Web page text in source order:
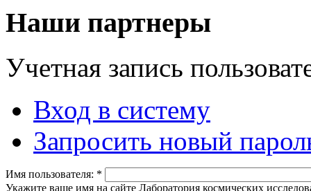
Наши партнеры
Учетная запись
Вход в систему
Запросить новый
Имя пользователя: *
Укажите ваше имя на сайте Лаборатория космических